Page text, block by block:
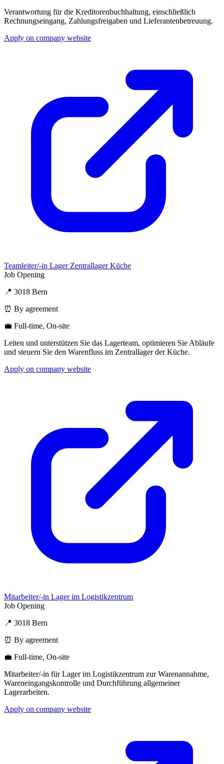
Verantwortung für die Kreditorenbuchhaltung, einschließlich
Rechnungseingang, Zahlungsfreigaben und Lieferantenbetreuung.
Apply on company website
Teamleiter/-in Lager Zentrallager Küche
Job Opening
📍 3018 Bern
⏰ By agreement
💼 Full-time, On-site
Leiten und unterstützen Sie das Lagerteam, optimieren Sie Abläufe
und steuern Sie den Warenfluss im Zentrallager der Küche.
Apply on company website
Mitarbeiter/-in Lager im Logistikzentrum
Job Opening
📍 3018 Bern
⏰ By agreement
💼 Full-time, On-site
Mitarbeiter/-in für Lager im Logistikzentrum zur Warenannahme,
Wareneingangskontrolle und Durchführung allgemeiner
Lagerarbeiten.
Apply on company website